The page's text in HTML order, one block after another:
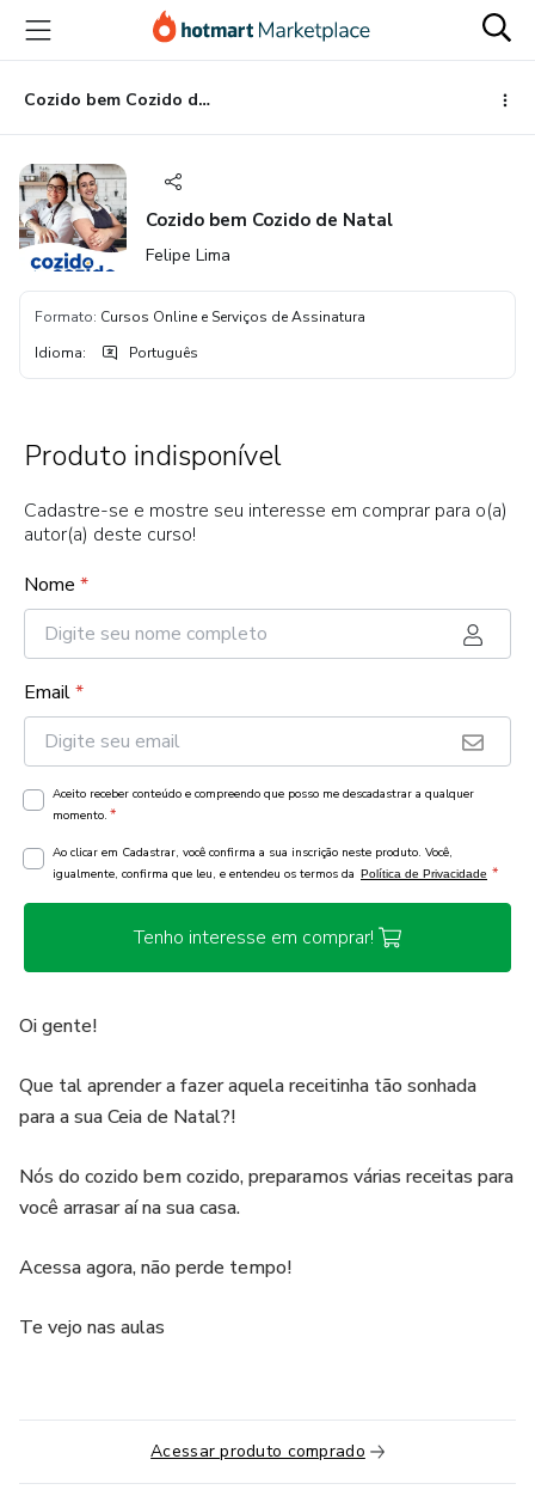
para
conteúdo
principal
para
pagamento
para
rodapé
Cozido bem Cozido de Natal
Cozido bem Cozido de Natal
Felipe Lima
Formato: Cursos Online e Serviços de Assinatura
Idioma: Português
Produto indisponível
Cadastre-se e mostre seu interesse em comprar para o(a)
autor(a) deste curso!
Nome *
Email*
Aceito receber conteúdo e compreendo que posso me descadastrar a qualquer
momento. *
Ao clicar em Cadastrar, você confirma a sua inscrição neste produto. Você,
igualmente, confirma que leu, e entendeu os termos da Política de Privacidade *
Tenho interesse em comprar!
Oi gente!
Que tal aprender a fazer aquela receitinha tão sonhada
para a sua Ceia de Natal?!
Nós do cozido bem cozido, preparamos várias receitas para
você arrasar aí na sua casa.
Acessa agora, não perde tempo!
Te vejo nas aulas
Acessar produto comprado